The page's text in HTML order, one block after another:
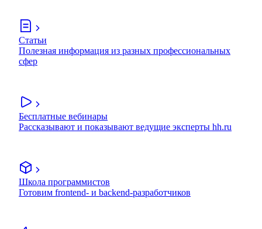
Статьи
Полезная информация из разных профессиональных
сфер
Бесплатные вебинары
Рассказывают и показывают ведущие эксперты hh.ru
Школа программистов
Готовим frontend- и backend-разработчиков